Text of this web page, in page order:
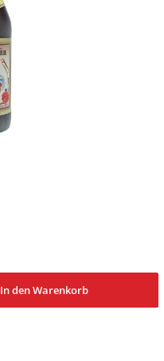
In den Warenkorb